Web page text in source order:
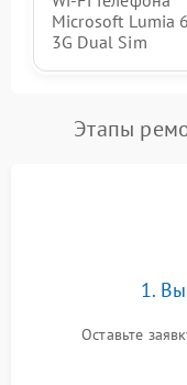
Microsoft Lumia
3G Dual Sim
Этапы
1. Вы
Оставьте